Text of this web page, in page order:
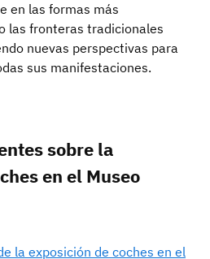
en las formas más
las fronteras tradicionales
nuevas perspectivas para
sus manifestaciones.
sobre la
en el Museo
la exposición de coches en el